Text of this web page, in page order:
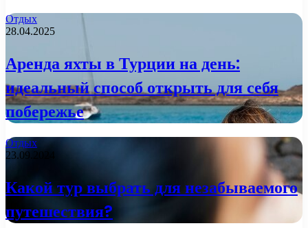
Отдых
28.04.2025
Аренда яхты в Турции на день:
идеальный способ открыть для себя
побережье
Отдых
23.09.2024
Какой тур выбрать для незабываемого
путешествия?